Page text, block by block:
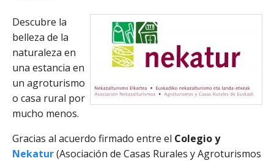
Descubre la
belleza de la
naturaleza en
una estancia en
un agroturismo
o casa rural por
mucho menos.
Gracias al acuerdo firmado entre el Colegio y
Nekatur(Asociación de Casas Rurales y Agroturismos